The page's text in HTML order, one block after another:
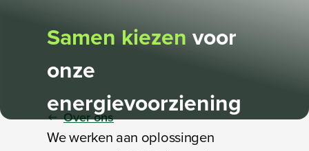
Samen kiezenvoor
onze
energievoorziening
Over ons
We werken aan oplossingen